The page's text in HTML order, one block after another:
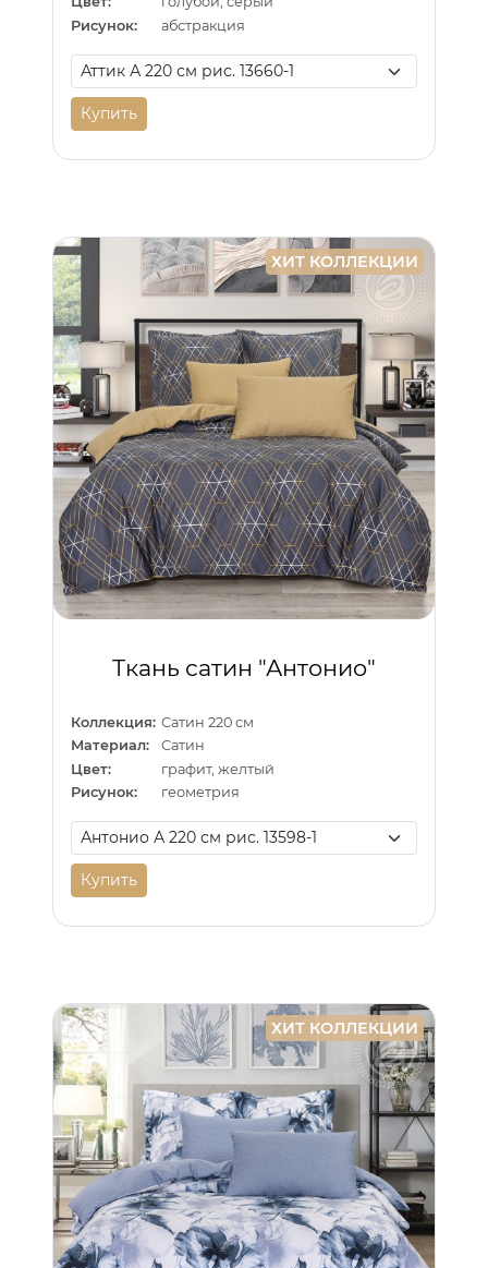
Рисунок:
абстракция
Купить
ХИТ КОЛЛЕКЦИИ
Ткань сатин "Антонио"
Коллекция: Сатин 220 см
Материал:
Сатин
Цвет:
графит, желтый
Рисунок:
геометрия
Купить
ХИТ КОЛЛЕКЦИИ